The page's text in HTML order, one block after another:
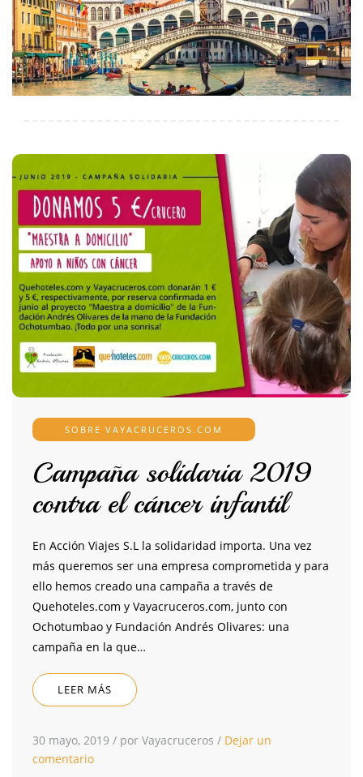
SOBRE VAYACRUCEROS.COM
Campaña solidaria 2019
contra el cáncer infantil
En Acción Viajes S.L la solidaridad importa. Una vez
más queremos ser una empresa comprometida y para
ello hemos creado una campaña a través de
Quehoteles.com y Vayacruceros.com, junto con
Ochotumbao y Fundación Andrés Olivares: una
campaña en la que…
LEER MÁS
30 mayo, 2019 / por Vayacruceros / Dejar un
comentario